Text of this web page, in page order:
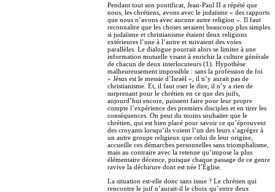
Pendant tout son pontificat, Jean-Paul II a répété que
nous, les chrétiens, avons avec le judaïsme « des rapports
que nous n’avons avec aucune autre religion ». Il faut
reconnaître que les choses seraient beaucoup plus simples
si judaïsme et christianisme étaient deux religions
extérieures l’une à l’autre et suivaient des voies
parallèles. Le dialogue pourrait alors se limiter à une
information mutuelle visant à enrichir la culture générale
de chacun de deux interlocuteurs (1). Hypothèse
malheureusement impossible : sans la profession de foi
« Jésus est le messie d’Israël », il n’y aurait pas de
christianisme. Et, il faut oser le dire, il n’y a rien de
surprenant pour le chrétien en ce que des juifs,
aujourd’hui encore, puissent faire pour leur propre
compte l’expérience des premiers disciples et en tirer les
conséquences. On peut du moins souhaiter que le
chrétien, qui est bien placé pour savoir ce qu’éprouvent
des croyants lorsqu’ils voient l’un des leurs s’agréger à
un autre groupe religieux que celui de leur origine,
accueille ces démarches personnelles sans triomphalisme,
mais au contraire avec la retenue qu’impose la plus
élémentaire décence, puisque chaque passage de ce genre
ravive la déchirure dont est née l’Église.
La situation est-elle donc sans issue ? Le chrétien qui
rencontre le juif n’aurait-il le choix qu’entre deux